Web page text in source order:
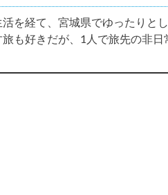
を経て、宮城県でゆったりと
も好きだが、1人で旅先の非日